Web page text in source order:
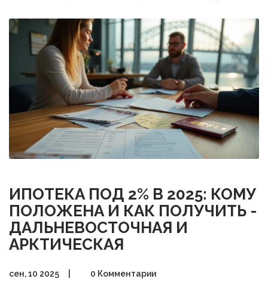
ИПОТЕКА ПОД 2% В 2025: КОМУ
ПОЛОЖЕНА И КАК ПОЛУЧИТЬ -
ДАЛЬНЕВОСТОЧНАЯ И
АРКТИЧЕСКАЯ
сен, 10 2025 0 Комментарии